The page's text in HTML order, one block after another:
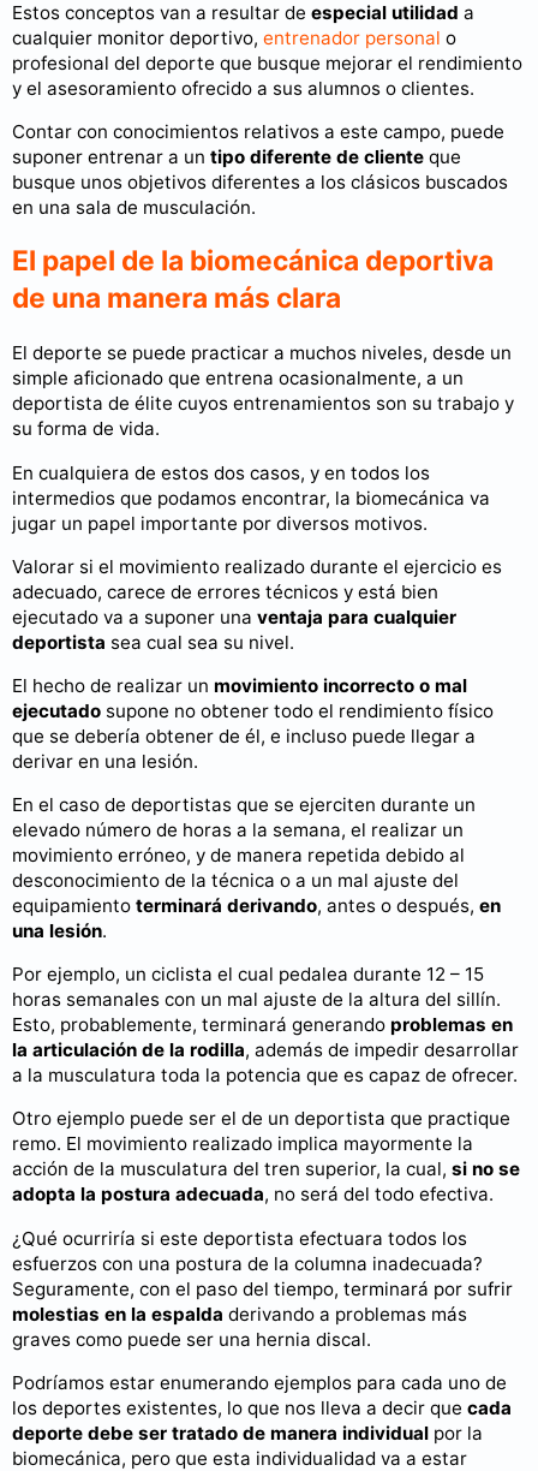
Estos conceptos van a resultar de especial utilidad a
cualquier monitor deportivo, entrenador personal o
profesional del deporte que busque mejorar el rendimiento
y el asesoramiento ofrecido a sus alumnos o clientes.
Contar con conocimientos relativos a este campo, puede
suponer entrenar a un tipo diferente de cliente que
busque unos objetivos diferentes a los clásicos buscados
en una sala de musculación.
El papel de la biomecánica deportiva
de una manera más clara
El deporte se puede practicar a muchos niveles, desde un
simple aficionado que entrena ocasionalmente, a un
deportista de élite cuyos entrenamientos son su trabajo y
su forma de vida.
En cualquiera de estos dos casos, y en todos los
intermedios que podamos encontrar, la biomecánica va
jugar un papel importante por diversos motivos.
Valorar si el movimiento realizado durante el ejercicio es
adecuado, carece de errores técnicos y está bien
ejecutado va a suponer una ventaja para cualquier
deportista sea cual sea su nivel.
El hecho de realizar un movimiento incorrecto o mal
ejecutado supone no obtener todo el rendimiento físico
que se debería obtener de él, e incluso puede llegar a
derivar en una lesión.
En el caso de deportistas que se ejerciten durante un
elevado número de horas a la semana, el realizar un
movimiento erróneo, y de manera repetida debido al
desconocimiento de la técnica o a un mal ajuste del
equipamiento terminará derivando, antes o después, en
una lesión.
Por ejemplo, un ciclista el cual pedalea durante 12 – 15
horas semanales con un mal ajuste de la altura del sillín.
Esto, probablemente, terminará generando problemas en
la articulación de la rodilla, además de impedir desarrollar
a la musculatura toda la potencia que es capaz de ofrecer.
Otro ejemplo puede ser el de un deportista que practique
remo. El movimiento realizado implica mayormente la
acción de la musculatura del tren superior, la cual, si no se
adopta la postura adecuada, no será del todo efectiva.
¿Qué ocurriría si este deportista efectuara todos los
esfuerzos con una postura de la columna inadecuada?
Seguramente, con el paso del tiempo, terminará por sufrir
molestias en la espalda derivando a problemas más
graves como puede ser una hernia discal.
Podríamos estar enumerando ejemplos para cada uno de
los deportes existentes, lo que nos lleva a decir que cada
deporte debe ser tratado de manera individual por la
biomecánica, pero que esta individualidad va a estar